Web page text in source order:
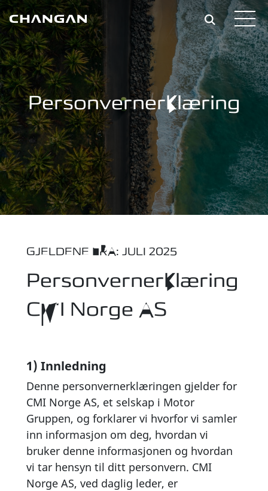
Skip to main content
Personvernerklæring
GJELDENE FRA: JULI 2025
Personvernerklæring
CMI Norge AS
1) Innledning
Denne personvernerklæringen gjelder for
CMI Norge AS, et selskap i Motor
Gruppen, og forklarer vi hvorfor vi samler
inn informasjon om deg, hvordan vi
bruker denne informasjonen og hvordan
vi tar hensyn til ditt personvern. CMI
Norge AS, ved daglig leder, er